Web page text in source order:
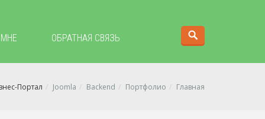
ОБРАТНАЯ СВЯЗЬ
Портал Joomla Backend Портфолио Главная